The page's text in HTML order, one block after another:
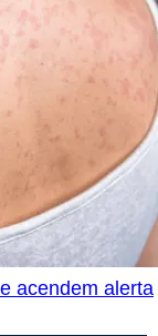
acendem alerta